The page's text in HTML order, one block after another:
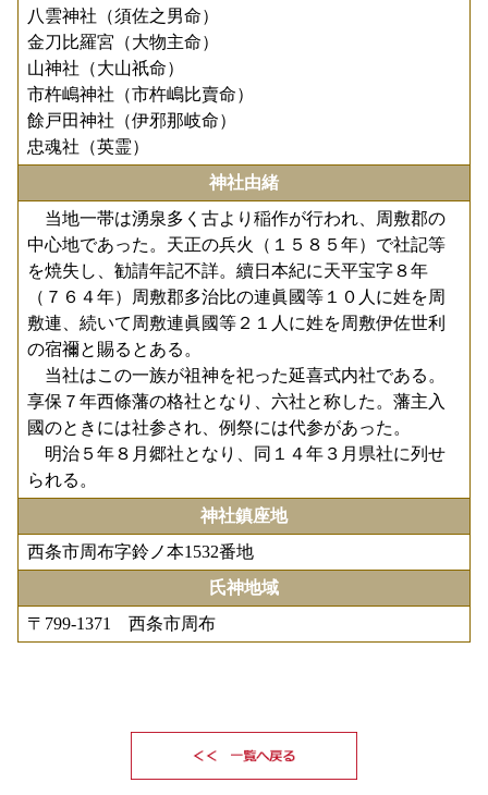
八雲神社（須佐之男命）
金刀比羅宮（大物主命）
山神社（大山祇命）
市杵嶋神社（市杵嶋比賣命）
餘戸田神社（伊邪那岐命）
忠魂社（英霊）
神社由緒
当地一帯は湧泉多く古より稲作が行われ、周敷郡の
中心地であった。天正の兵火（１５８５年）で社記等
を焼失し、勧請年記不詳。續日本紀に天平宝字８年
（７６４年）周敷郡多治比の連眞國等１０人に姓を周
敷連、続いて周敷連眞國等２１人に姓を周敷伊佐世利
の宿禰と賜るとある。
当社はこの一族が祖神を祀った延喜式内社である。
享保７年西條藩の格社となり、六社と称した。藩主入
國のときには社参され、例祭には代参があった。
明治５年８月郷社となり、同１４年３月県社に列せ
られる。
神社鎮座地
西条市周布字鈴ノ本1532番地
氏神地域
〒799-1371 西条市周布